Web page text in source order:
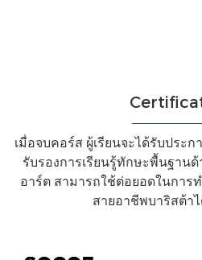
เมื่อจบคอร์ส ผู้เรียนจะได้รับประก
รับรองการเรียนรู้ทักษะพื้นฐาน
อาร์ต สามารถใช้ต่อยอดในกา
สายอาชีพบาริสต้า